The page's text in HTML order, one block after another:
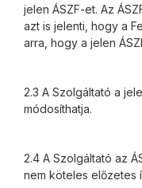
jelen ÁSZF-et. Az
azt is jelenti, hogy a
arra, hogy a jelen
2.3 A Szolgáltató a
módosíthatja.
2.4 A Szolgáltató az
nem köteles előzetes